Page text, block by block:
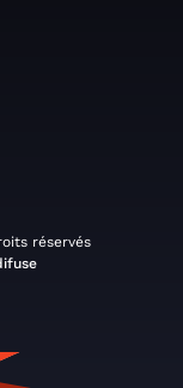
réservés